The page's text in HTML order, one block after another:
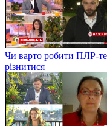
Чи варто робити ПЛР-
різнитися